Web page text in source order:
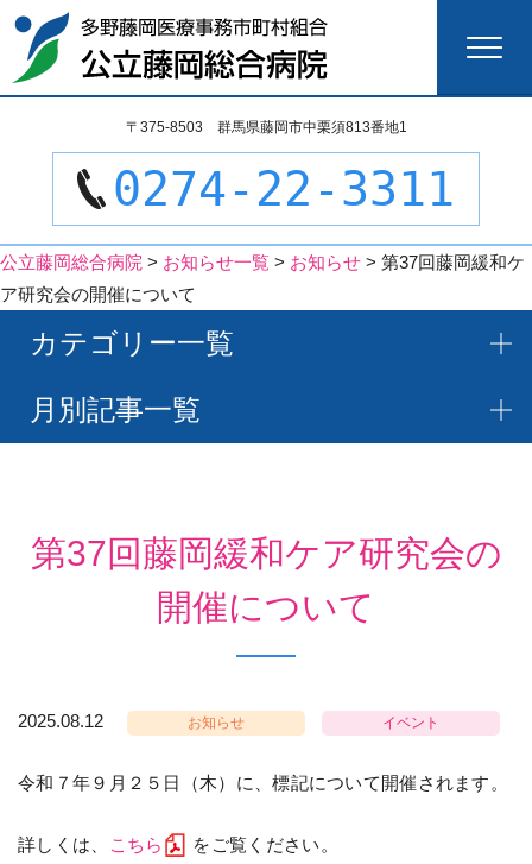
検
索:
〒375-8503 群馬県藤岡市中栗須813番地1
0274-22-3311
公立藤岡総合病院 > お知らせ一覧 > お知らせ > 第37回藤岡緩和ケ
ア研究会の開催について
カテゴリー一覧
月別記事一覧
第37回藤岡緩和ケア研究会の
開催について
2025.08.12 お知らせ イベント
令和７年９月２５日（木）に、標記について開催されます。
詳しくは、 こちら をご覧ください。